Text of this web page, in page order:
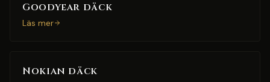
Goodyear däck
Läs mer
Nokian däck